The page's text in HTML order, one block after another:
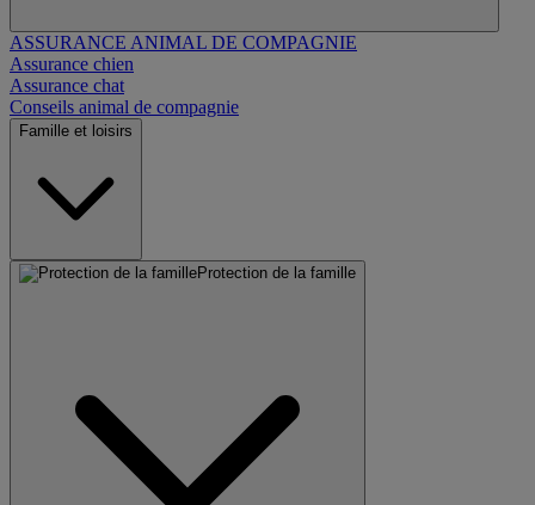
ASSURANCE ANIMAL DE COMPAGNIE
Assurance chien
Assurance chat
Conseils animal de compagnie
Famille et loisirs
Protection de la famille